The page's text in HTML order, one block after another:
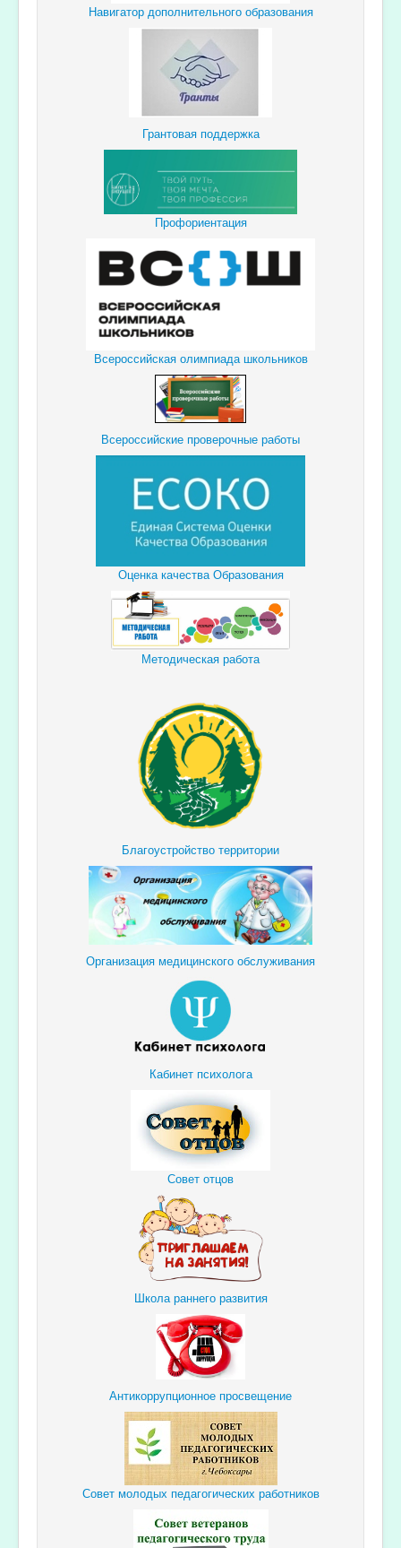
Навигатор дополнительного образования
Грантовая поддержка
Профориентация
Всероссийская олимпиада школьников
Всероссийские проверочные работы
Оценка качества Образования
Методическая работа
Благоустройство территории
Организация медицинского обслуживания
Кабинет психолога
Совет отцов
Школа раннего развития
Антикоррупционное просвещение
Совет молодых педагогических работников